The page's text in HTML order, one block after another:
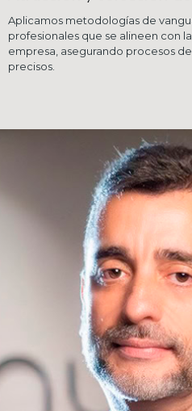
Aplicamos metodologías de
profesionales que se alineen con
empresa, asegurando procesos
precisos.